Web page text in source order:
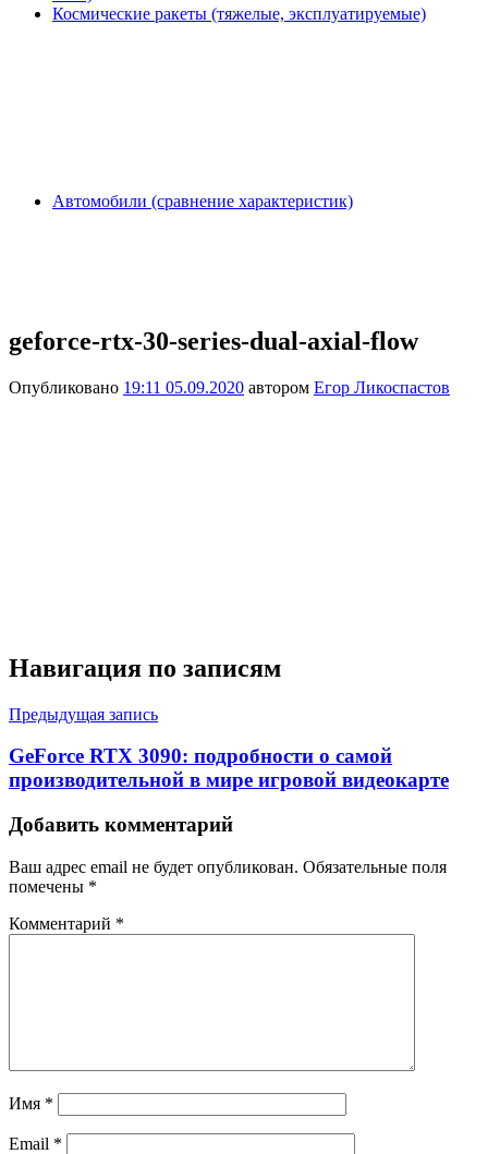
Космические ракеты (тяжелые, эксплуатируемые)
Автомобили (сравнение характеристик)
geforce-rtx-30-series-dual-axial-flow
Опубликовано 19:11 05.09.2020 автором Егор Ликоспастов
Навигация по записям
Предыдущая запись
GeForce RTX 3090: подробности о самой
производительной в мире игровой видеокарте
Добавить комментарий
Ваш адрес email не будет опубликован. Обязательные поля
помечены *
Комментарий *
Имя *
Email *